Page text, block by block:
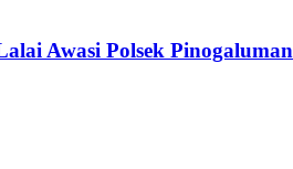
Awasi Polsek Pinogaluman